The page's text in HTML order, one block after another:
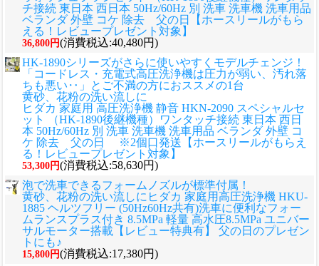
チ接続 東日本 西日本 50Hz/60Hz 別 洗車 洗車機 洗車用品
ベランダ 外壁 コケ 除去 父の日【ホースリールがもら
える！レビュープレゼント対象】
36,800円(消費税込:40,480円)
HK-1890シリーズがさらに使いやすくモデルチェンジ！
「コードレス・充電式高圧洗浄機は圧力が弱い、汚れ落
ちも悪い‥」とご不満の方におススメの1台
黄砂、花粉の洗い流しに
ヒダカ 家庭用 高圧洗浄機 静音 HKN-2090 スペシャルセ
ット （HK-1890後継機種）ワンタッチ接続 東日本 西日
本 50Hz/60Hz 別 洗車 洗車機 洗車用品 ベランダ 外壁 コ
ケ 除去 父の日 ※2個口発送【ホースリールがもらえ
る！レビュープレゼント対象】
53,300円(消費税込:58,630円)
泡で洗車できるフォームノズルが標準付属！
黄砂、花粉の洗い流しに ヒダカ 家庭用高圧洗浄機 HKU-
1885 ヘルツフリー (50Hz60Hz共有)洗車に便利なフォー
ムランスプラス付き 8.5MPa 軽量 高水圧8.5MPa ユニバー
サルモーター搭載【レビュー特典有】 父の日のプレゼン
トにも♪
15,800円(消費税込:17,380円)